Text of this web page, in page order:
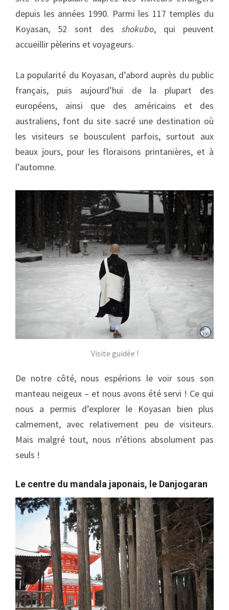
depuis les années 1990. Parmi les 117 temples du
Koyasan, 52 sont des shokubo, qui peuvent
accueillir pèlerins et voyageurs.
La popularité du Koyasan, d’abord auprès du public
français, puis aujourd’hui de la plupart des
européens, ainsi que des américains et des
australiens, font du site sacré une destination où
les visiteurs se bousculent parfois, surtout aux
beaux jours, pour les floraisons printanières, et à
l’automne.
Visite guidée !
De notre côté, nous espérions le voir sous son
manteau neigeux – et nous avons été servi ! Ce qui
nous a permis d’explorer le Koyasan bien plus
calmement, avec relativement peu de visiteurs.
Mais malgré tout, nous n’étions absolument pas
seuls !
Le centre du mandala japonais, le Danjogaran